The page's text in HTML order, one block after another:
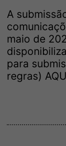
A
maio de
para
regras)